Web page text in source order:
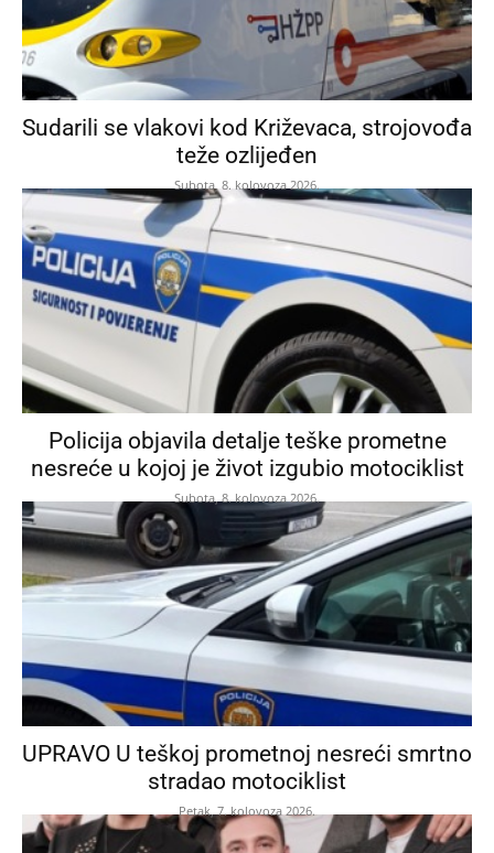
Sudarili se vlakovi kod Križevaca, strojovođa
teže ozlijeđen
Subota, 8. kolovoza 2026.
Policija objavila detalje teške prometne
nesreće u kojoj je život izgubio motociklist
Subota, 8. kolovoza 2026.
UPRAVO U teškoj prometnoj nesreći smrtno
stradao motociklist
Petak, 7. kolovoza 2026.